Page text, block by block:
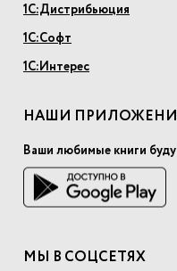
1С:Дистрибьюция
1С:Софт
1С:Интерес
НАШИ
Ваши любимые книги
МЫ В СОЦСЕТЯХ